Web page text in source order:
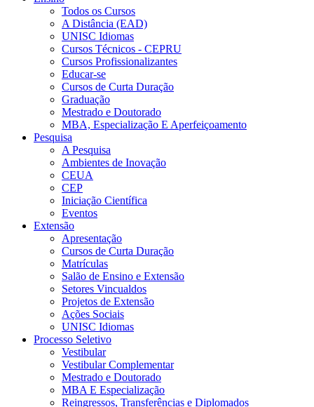
Todos os Cursos
A Distância (EAD)
UNISC Idiomas
Cursos Técnicos - CEPRU
Cursos Profissionalizantes
Educar-se
Cursos de Curta Duração
Graduação
Mestrado e Doutorado
MBA, Especialização E Aperfeiçoamento
Pesquisa
A Pesquisa
Ambientes de Inovação
CEUA
CEP
Iniciação Científica
Eventos
Extensão
Apresentação
Cursos de Curta Duração
Matrículas
Salão de Ensino e Extensão
Setores Vincualdos
Projetos de Extensão
Ações Sociais
UNISC Idiomas
Processo Seletivo
Vestibular
Vestibular Complementar
Mestrado e Doutorado
MBA E Especialização
Reingressos, Transferências e Diplomados